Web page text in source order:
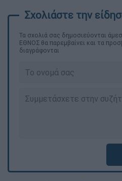
Τα σχολιά σας δημοσιεύονται
ΕΘΝΟΣ θα παρεμβαίνει και τα
διαγράφονται